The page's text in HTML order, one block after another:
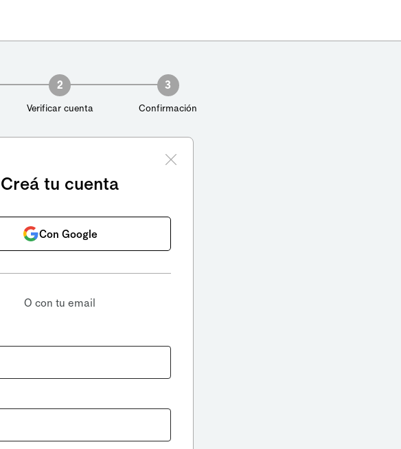
2
Verificar cuenta
3
Confirmación
Creá tu cuenta
Con Google
O con tu email